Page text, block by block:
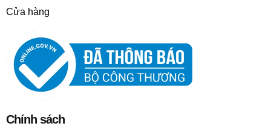
Cửa hàng
Chính sách